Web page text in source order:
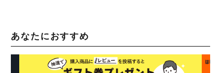
あなたにおすすめ